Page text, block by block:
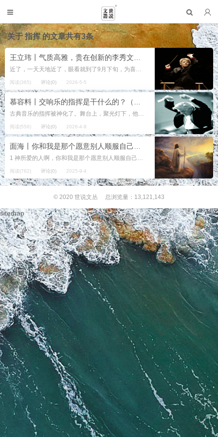
关于指挥的文章共有3条
近了，一天天地近了，眼看就到了9月下旬，为喜迎建国10周年的大庆，全校都在排练节目。每天下午的第2堂课后，内院、外院连同分院，唱歌跳舞、吹拉弹唱，人影幢幢，热闹非凡。话剧、活报剧的排练，大多安排在教室里，老师们也纷纷参与...
阅读(385) 评论(0) 2026-5-5
古典音乐的指挥被神化了。舞台上，聚光灯下，他们仅凭一双手“比划”就使一支庞大的交响乐队演奏复杂的乐章。 其实，指挥的角色定位不在舞台上，而在台下的排练之中。他要向乐队成员灌输自己的艺术理念、自己对音乐的理解，他要统一...
阅读(556) 评论(0) 2026-4-9
1 神所爱的人啊，你和我是那个愿意别人顺服自己的人，不是那个愿意顺服别人的人。 2 神所爱的人啊，你和我是那个愿意别人听自己的话的人，不是那个愿意听别人的话的人。 3 神所爱的人啊，你和我是...
阅读(782) 评论(0) 2025-9-4
© 2020 世说文丛 总浏览量：13,121,143
sitemap